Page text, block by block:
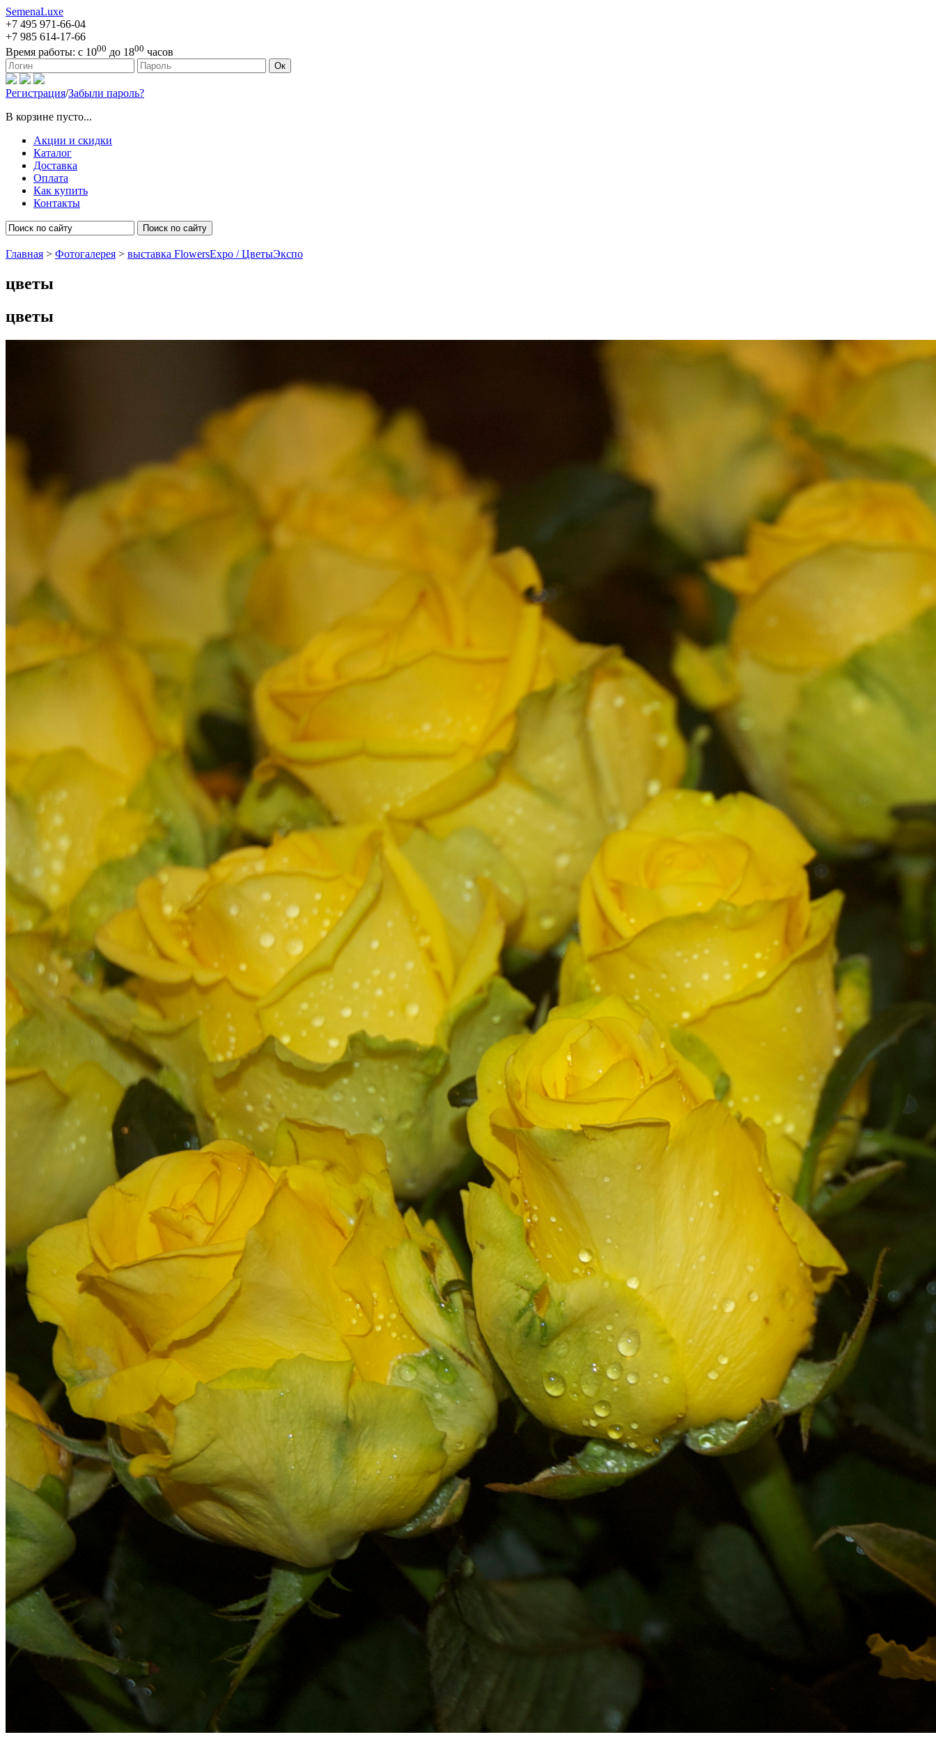
SemenaLuxe
+7 495 971-66-04
+7 985 614-17-66
Время работы: с 1000 до 1800 часов
127473, г. Москва, ул. Краснопролетарская, д. 16, стр. 1 Ок
Регистрация/Забыли пароль?
В корзине пусто...
Акции и скидки
Каталог
Доставка
Оплата
Как купить
Контакты
Поиск по сайту
Главная > Фотогалерея > выставка FlowersExpo / ЦветыЭкспо
цветы
цветы